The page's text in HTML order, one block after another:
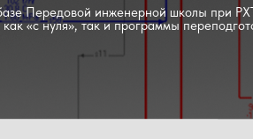
Передовой инженерной школы при
«с нуля», так и программы